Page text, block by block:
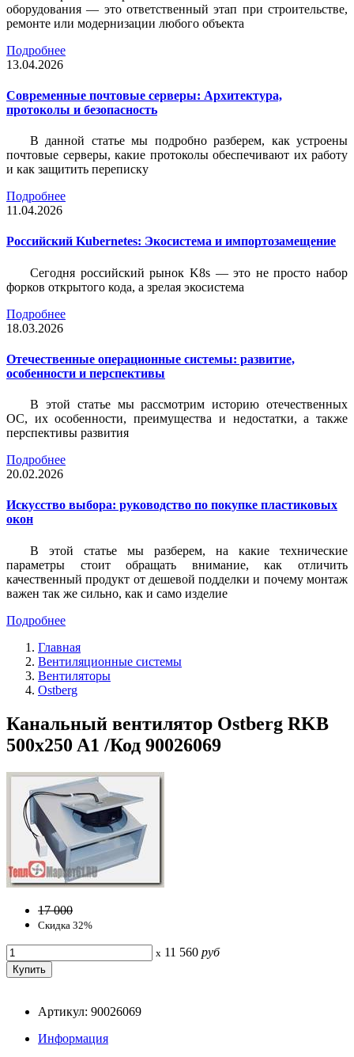
оборудования — это ответственный этап при строительстве,
ремонте или модернизации любого объекта
Подробнее
13.04.2026
Современные почтовые серверы: Архитектура,
протоколы и безопасность
В данной статье мы подробно разберем, как устроены
почтовые серверы, какие протоколы обеспечивают их работу
и как защитить переписку
Подробнее
11.04.2026
Российский Kubernetes: Экосистема и импортозамещение
Сегодня российский рынок K8s — это не просто набор
форков открытого кода, а зрелая экосистема
Подробнее
18.03.2026
Отечественные операционные системы: развитие,
особенности и перспективы
В этой статье мы рассмотрим историю отечественных
ОС, их особенности, преимущества и недостатки, а также
перспективы развития
Подробнее
20.02.2026
Искусство выбора: руководство по покупке пластиковых
окон
В этой статье мы разберем, на какие технические
параметры стоит обращать внимание, как отличить
качественный продукт от дешевой подделки и почему монтаж
важен так же сильно, как и само изделие
Подробнее
Главная
Вентиляционные системы
Вентиляторы
Ostberg
Канальный вентилятор Ostberg RKB
500x250 A1 /Код 90026069
17 000
Скидка 32%
x 11 560 руб
Артикул: 90026069
Информация